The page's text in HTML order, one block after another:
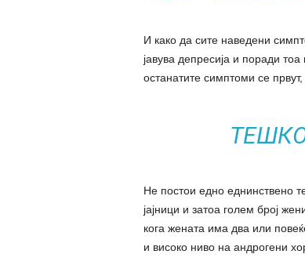
И како да сите наведени
јавува депресија и поради
останатите симптоми се
Не постои едно еднинствено
јајници и затоа голем број
кога жената има два или
и високо ниво на андрогени